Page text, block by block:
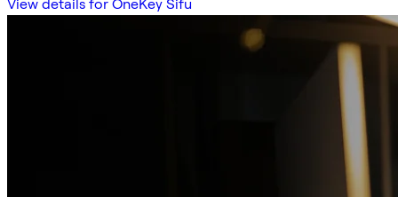
View details for OneKey Sifu